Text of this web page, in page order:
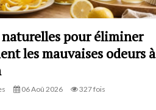
naturelles pour éliminer
les mauvaises odeurs à
06 Aoû 2026 327 fois